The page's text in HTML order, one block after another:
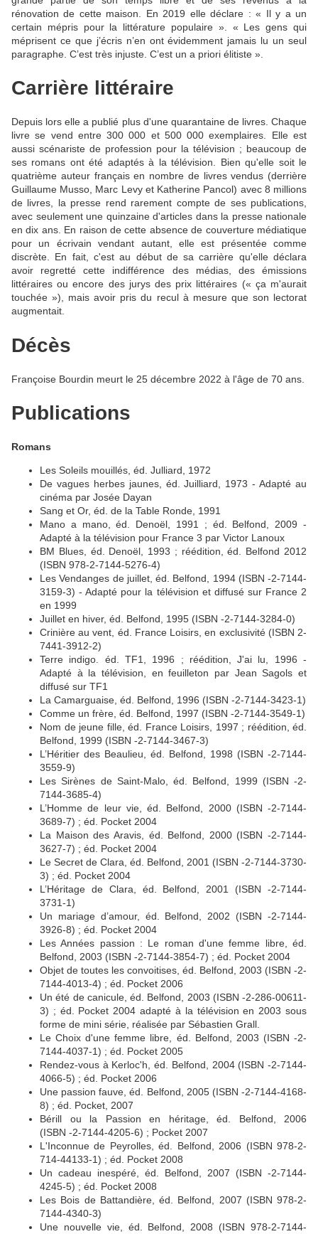
rénovation de cette maison. En 2019 elle déclare : « Il y a un
certain mépris pour la littérature populaire ». « Les gens qui
méprisent ce que j’écris n’en ont évidemment jamais lu un seul
paragraphe. C’est très injuste. C’est un a priori élitiste ».
Carrière littéraire
Depuis lors elle a publié plus d'une quarantaine de livres. Chaque
livre se vend entre 300 000 et 500 000 exemplaires. Elle est
aussi scénariste de profession pour la télévision ; beaucoup de
ses romans ont été adaptés à la télévision. Bien qu'elle soit le
quatrième auteur français en nombre de livres vendus (derrière
Guillaume Musso, Marc Levy et Katherine Pancol) avec 8 millions
de livres, la presse rend rarement compte de ses publications,
avec seulement une quinzaine d'articles dans la presse nationale
en dix ans. En raison de cette absence de couverture médiatique
pour un écrivain vendant autant, elle est présentée comme
discrète. En fait, c'est au début de sa carrière qu'elle déclara
avoir regretté cette indifférence des médias, des émissions
littéraires ou encore des jurys des prix littéraires (« ça m'aurait
touchée »), mais avoir pris du recul à mesure que son lectorat
augmentait.
Décès
Françoise Bourdin meurt le 25 décembre 2022 à l'âge de 70 ans.
Publications
Romans
Les Soleils mouillés, éd. Julliard, 1972
De vagues herbes jaunes, éd. Juilliard, 1973 - Adapté au
cinéma par Josée Dayan
Sang et Or, éd. de la Table Ronde, 1991
Mano a mano, éd. Denoël, 1991 ; éd. Belfond, 2009 -
Adapté à la télévision pour France 3 par Victor Lanoux
BM Blues, éd. Denoël, 1993 ; réédition, éd. Belfond 2012
(ISBN 978-2-7144-5276-4)
Les Vendanges de juillet, éd. Belfond, 1994 (ISBN -2-7144-
3159-3) - Adapté pour la télévision et diffusé sur France 2
en 1999
Juillet en hiver, éd. Belfond, 1995 (ISBN -2-7144-3284-0)
Crinière au vent, éd. France Loisirs, en exclusivité (ISBN 2-
7441-3912-2)
Terre indigo. éd. TF1, 1996 ; réédition, J'ai lu, 1996 -
Adapté à la télévision, en feuilleton par Jean Sagols et
diffusé sur TF1
La Camarguaise, éd. Belfond, 1996 (ISBN -2-7144-3423-1)
Comme un frère, éd. Belfond, 1997 (ISBN -2-7144-3549-1)
Nom de jeune fille, éd. France Loisirs, 1997 ; réédition, éd.
Belfond, 1999 (ISBN -2-7144-3467-3)
L’Héritier des Beaulieu, éd. Belfond, 1998 (ISBN -2-7144-
3559-9)
Les Sirènes de Saint-Malo, éd. Belfond, 1999 (ISBN -2-
7144-3685-4)
L’Homme de leur vie, éd. Belfond, 2000 (ISBN -2-7144-
3689-7) ; éd. Pocket 2004
La Maison des Aravis, éd. Belfond, 2000 (ISBN -2-7144-
3627-7) ; éd. Pocket 2004
Le Secret de Clara, éd. Belfond, 2001 (ISBN -2-7144-3730-
3) ; éd. Pocket 2004
L’Héritage de Clara, éd. Belfond, 2001 (ISBN -2-7144-
3731-1)
Un mariage d’amour, éd. Belfond, 2002 (ISBN -2-7144-
3926-8) ; éd. Pocket 2004
Les Années passion : Le roman d'une femme libre, éd.
Belfond, 2003 (ISBN -2-7144-3854-7) ; éd. Pocket 2004
Objet de toutes les convoitises, éd. Belfond, 2003 (ISBN -2-
7144-4013-4) ; éd. Pocket 2006
Un été de canicule, éd. Belfond, 2003 (ISBN -2-286-00611-
3) ; éd. Pocket 2004 adapté à la télévision en 2003 sous
forme de mini série, réalisée par Sébastien Grall.
Le Choix d'une femme libre, éd. Belfond, 2003 (ISBN -2-
7144-4037-1) ; éd. Pocket 2005
Rendez-vous à Kerloc'h, éd. Belfond, 2004 (ISBN -2-7144-
4066-5) ; éd. Pocket 2006
Une passion fauve, éd. Belfond, 2005 (ISBN -2-7144-4168-
8) ; éd. Pocket, 2007
Bérill ou la Passion en héritage, éd. Belfond, 2006
(ISBN -2-7144-4205-6) ; Pocket 2007
L'Inconnue de Peyrolles, éd. Belfond, 2006 (ISBN 978-2-
714-44133-1) ; éd. Pocket 2008
Un cadeau inespéré, éd. Belfond, 2007 (ISBN -2-7144-
4245-5) ; éd. Pocket 2008
Les Bois de Battandière, éd. Belfond, 2007 (ISBN 978-2-
7144-4340-3)
Une nouvelle vie, éd. Belfond, 2008 (ISBN 978-2-7144-